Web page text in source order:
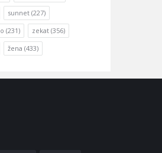
sunnet (227)
(231) zekat (356)
žena (433)